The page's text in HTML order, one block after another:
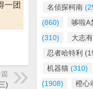
一团
)
名侦探柯南
(860)
哆啦A
(310)
大志
忍者哈特利
机器猫 (310)
(1908)
橙心